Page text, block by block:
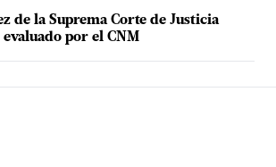
de la Suprema Corte de Justicia
por el CNM